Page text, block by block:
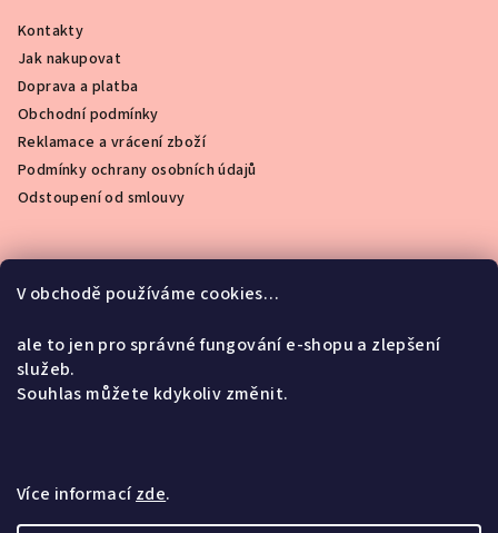
V obchodě používáme cookies…
ale to jen pro správné fungování e-shopu a zlepšení
služeb.
Souhlas můžete kdykoliv změnit.
Více informacízde.
Kontakty
Jak nakupovat
Doprava a platba
Obchodní podmínky
Reklamace a vrácení zboží
Podmínky ochrany osobních údajů
Odstoupení od smlouvy
Instagram
Copyright 2026To chci taky